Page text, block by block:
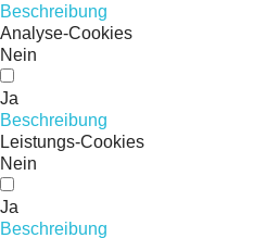
Beschreibung
Analyse-Cookies
Nein
Ja
Beschreibung
Leistungs-Cookies
Nein
Ja
Beschreibung